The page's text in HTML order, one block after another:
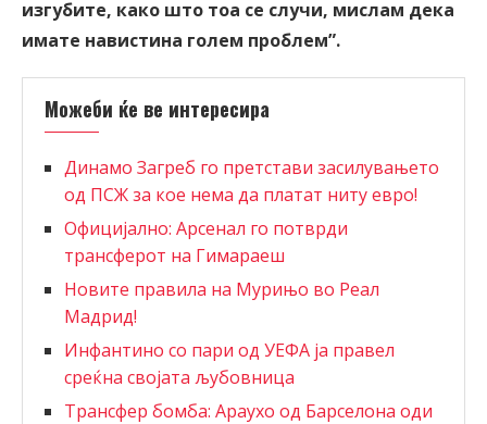
изгубите, како што тоа се случи, мислам дека
имате навистина голем проблем”.
Можеби ќе ве интересира
Динамо Загреб го претстави засилувањето
од ПСЖ за кое нема да платат ниту евро!
Официјално: Арсенал го потврди
трансферот на Гимараеш
Новите правила на Мурињо во Реал
Мадрид!
Инфантино со пари од УЕФА ја правел
среќна својата љубовница
Трансфер бомба: Араухо од Барселона оди